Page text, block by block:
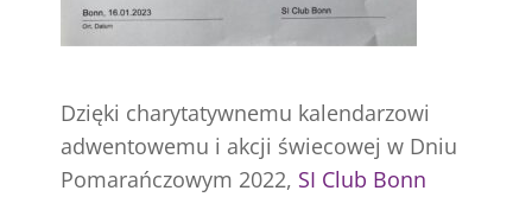
Dzięki charytatywnemu kalendarzowi
adwentowemu i akcji świecowej w Dniu
Pomarańczowym 2022, SI Club Bonn